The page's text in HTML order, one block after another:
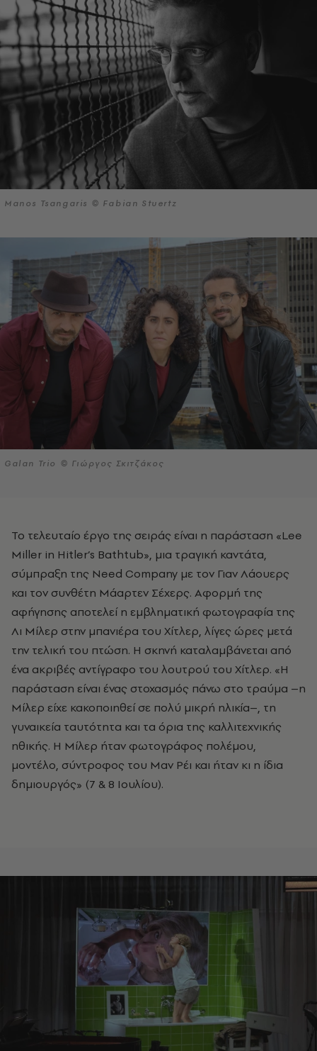
Manos Tsangaris © Fabian Stuertz
Galan Trio © Γιώργος Σκιτζάκος
Το τελευταίο έργο της σειράς είναι η παράσταση «Lee
Miller in Hitler’s Bathtub», μια τραγική καντάτα,
σύμπραξη της Need Company με τον Γιαν Λάουερς
και τον συνθέτη Μάαρτεν Σέχερς. Αφορμή της
αφήγησης αποτελεί η εμβληματική φωτογραφία της
Λι Μίλερ στην μπανιέρα του Χίτλερ, λίγες ώρες μετά
την τελική του πτώση. Η σκηνή καταλαμβάνεται από
ένα ακριβές αντίγραφο του λουτρού του Χίτλερ. «H
παράσταση είναι ένας στοχασμός πάνω στο τραύμα –η
Μίλερ είχε κακοποιηθεί σε πολύ μικρή ηλικία–, τη
γυναικεία ταυτότητα και τα όρια της καλλιτεχνικής
ηθικής. Η Μίλερ ήταν φωτογράφος πολέμου,
μοντέλο, σύντροφος του Μαν Ρέι και ήταν κι η ίδια
δημιουργός» (7 & 8 Ιουλίου).